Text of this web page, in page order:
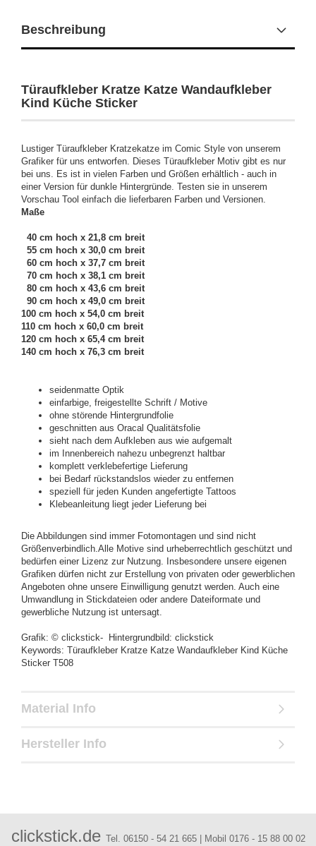
Beschreibung
Türaufkleber Kratze Katze Wandaufkleber
Kind Küche Sticker
Lustiger Türaufkleber Kratzekatze im Comic Style von unserem
Grafiker für uns entworfen. Dieses Türaufkleber Motiv gibt es nur
bei uns. Es ist in vielen Farben und Größen erhältlich - auch in
einer Version für dunkle Hintergründe. Testen sie in unserem
Vorschau Tool einfach die lieferbaren Farben und Versionen.
Maße
40 cm hoch x 21,8 cm breit
55 cm hoch x 30,0 cm breit
60 cm hoch x 37,7 cm breit
70 cm hoch x 38,1 cm breit
80 cm hoch x 43,6 cm breit
90 cm hoch x 49,0 cm breit
100 cm hoch x 54,0 cm breit
110 cm hoch x 60,0 cm breit
120 cm hoch x 65,4 cm breit
140 cm hoch x 76,3 cm breit
seidenmatte Optik
einfarbige, freigestellte Schrift / Motive
ohne störende Hintergrundfolie
geschnitten aus Oracal Qualitätsfolie
sieht nach dem Aufkleben aus wie aufgemalt
im Innenbereich nahezu unbegrenzt haltbar
komplett verklebefertige Lieferung
bei Bedarf rückstandslos wieder zu entfernen
speziell für jeden Kunden angefertigte Tattoos
Klebeanleitung liegt jeder Lieferung bei
Die Abbildungen sind immer Fotomontagen und sind nicht
Größenverbindlich.Alle Motive sind urheberrechtlich geschützt und
bedürfen einer Lizenz zur Nutzung. Insbesondere unsere eigenen
Grafiken dürfen nicht zur Erstellung von privaten oder gewerblichen
Angeboten ohne unsere Einwilligung genutzt werden. Auch eine
Umwandlung in Stickdateien oder andere Dateiformate und
gewerbliche Nutzung ist untersagt.
Grafik: © clickstick- Hintergrundbild: clickstick
Keywords: Türaufkleber Kratze Katze Wandaufkleber Kind Küche
Sticker T508
Material Info
Hersteller Info
clickstick.de Tel. 06150 - 54 21 665 | Mobil 0176 - 15 88 00 02